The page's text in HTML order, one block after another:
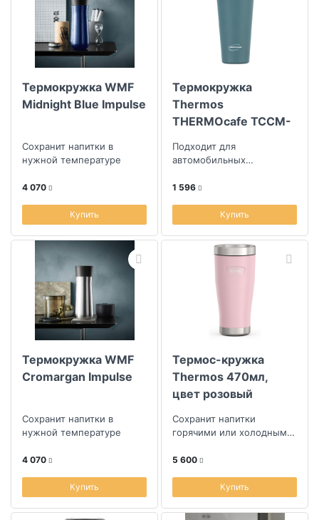
Термокружка WMF
Midnight Blue Impulse
Сохранит напитки в
нужной температуре
4 070
Купить
Термокружка
Thermos
THERMOcafe TCCM-
Подходит для
автомобильных
1 596
Купить
Термокружка WMF
Cromargan Impulse
Сохранит напитки в
нужной температуре
4 070
Купить
Термос-кружка
Thermos 470мл,
цвет розовый
Сохранит напитки
горячими или холодными
5 600
Купить